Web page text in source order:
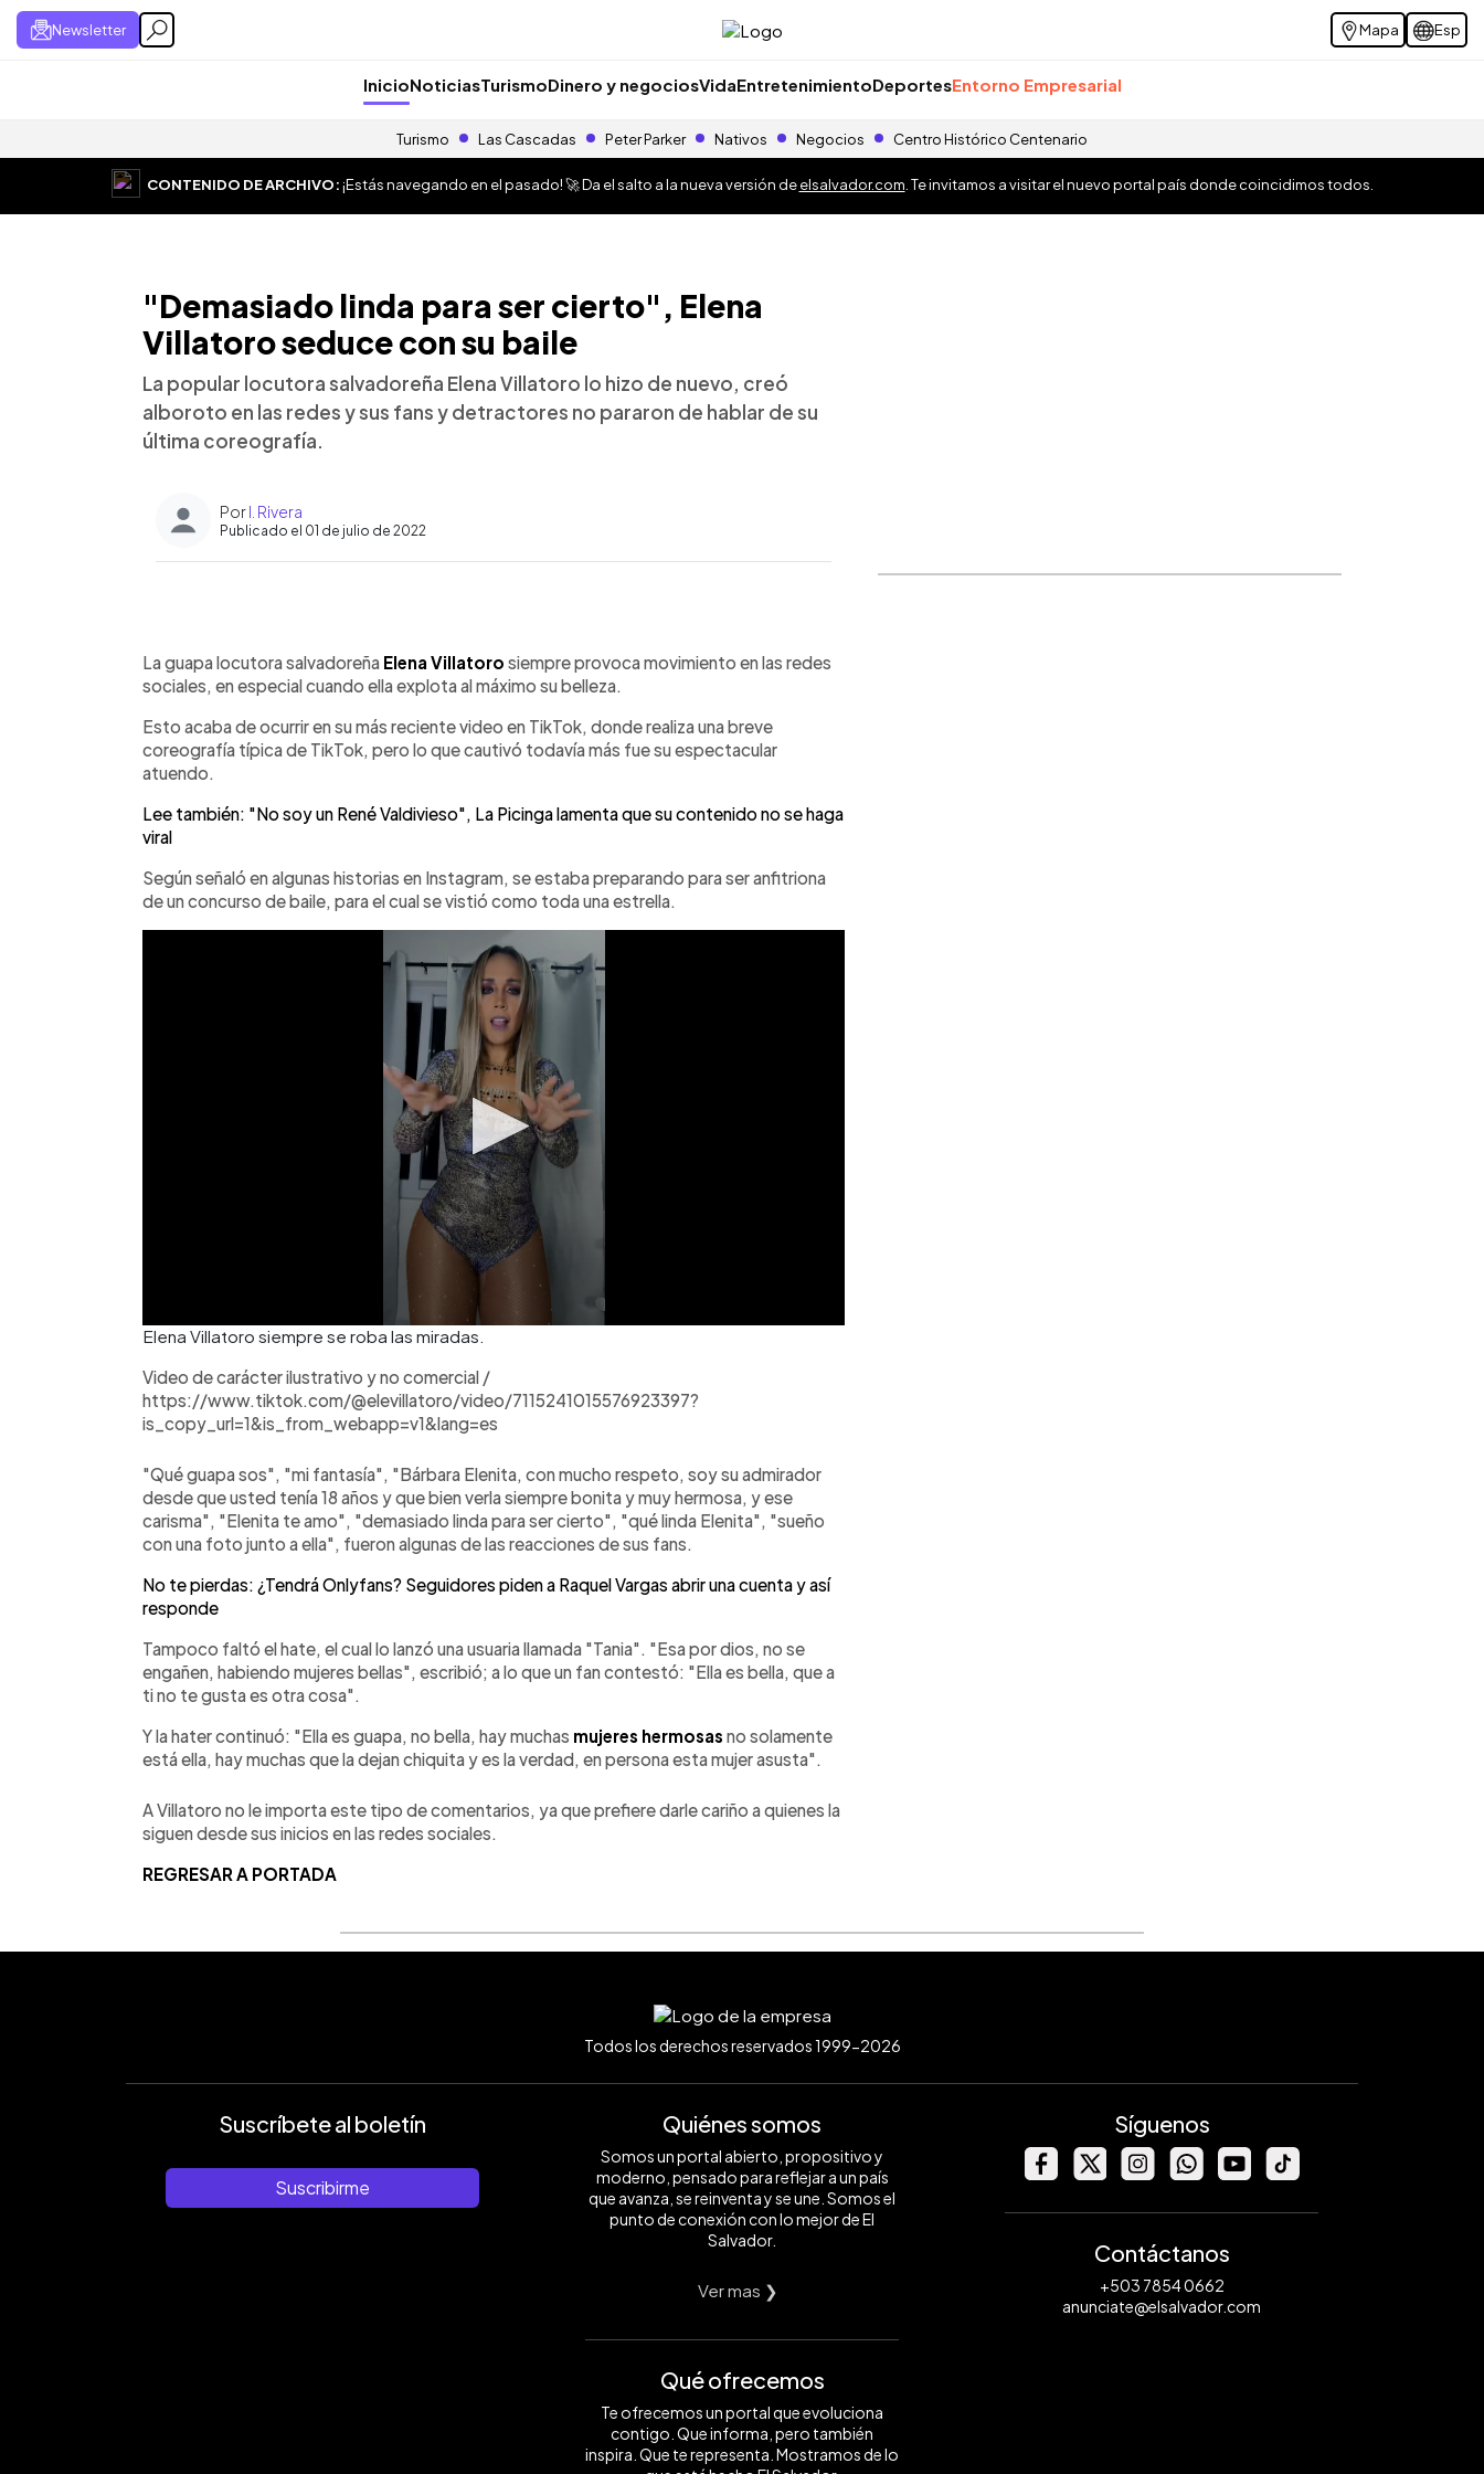
Newsletter Mapa Esp
InicioNoticiasTurismoDinero y negociosVidaEntretenimientoDeportesEntorno Empresarial
Turismo Las Cascadas Peter Parker Nativos Negocios Centro Histórico Centenario
CONTENIDO DE ARCHIVO:¡Estás navegando en el pasado! 🚀 Da el salto a la nueva versión deelsalvador.com . Te invitamos a visitar el nuevo portal país donde coincidimos todos.
"Demasiado linda para ser cierto", Elena
Villatoro seduce con su baile
La popular locutora salvadoreña Elena Villatoro lo hizo de nuevo, creó
alboroto en las redes y sus fans y detractores no pararon de hablar de su
última coreografía.
PorI. Rivera
Publicado el 01 de julio de 2022
► Escuchar artículo
La guapa locutora salvadoreña Elena Villatoro siempre provoca movimiento en las redes
sociales, en especial cuando ella explota al máximo su belleza.
Esto acaba de ocurrir en su más reciente video en TikTok, donde realiza una breve
coreografía típica de TikTok, pero lo que cautivó todavía más fue su espectacular
atuendo.
Lee también: "No soy un René Valdivieso", La Picinga lamenta que su contenido no se haga
viral
Según señaló en algunas historias en Instagram, se estaba preparando para ser anfitriona
de un concurso de baile, para el cual se vistió como toda una estrella.
Elena Villatoro siempre se roba las miradas.
Video de carácter ilustrativo y no comercial /
https://www.tiktok.com/@elevillatoro/video/7115241015576923397?
is_copy_url=1&is_from_webapp=v1&lang=es
"Qué guapa sos", "mi fantasía", "Bárbara Elenita, con mucho respeto, soy su admirador
desde que usted tenía 18 años y que bien verla siempre bonita y muy hermosa, y ese
carisma", "Elenita te amo", "demasiado linda para ser cierto", "qué linda Elenita", "sueño
con una foto junto a ella", fueron algunas de las reacciones de sus fans.
No te pierdas: ¿Tendrá Onlyfans? Seguidores piden a Raquel Vargas abrir una cuenta y así
responde
Tampoco faltó el hate, el cual lo lanzó una usuaria llamada "Tania". "Esa por dios, no se
engañen, habiendo mujeres bellas", escribió; a lo que un fan contestó: "Ella es bella, que a
ti no te gusta es otra cosa".
Y la hater continuó: "Ella es guapa, no bella, hay muchas mujeres hermosas no solamente
está ella, hay muchas que la dejan chiquita y es la verdad, en persona esta mujer asusta".
A Villatoro no le importa este tipo de comentarios, ya que prefiere darle cariño a quienes la
siguen desde sus inicios en las redes sociales.
REGRESAR A PORTADA
Todos los derechos reservados 1999-2026
Suscríbete al boletín
Suscribirme
Quiénes somos
Somos un portal abierto, propositivo y
moderno, pensado para reflejar a un país
que avanza, se reinventa y se une. Somos el
punto de conexión con lo mejor de El
Salvador.
Ver mas ❯
Qué ofrecemos
Te ofrecemos un portal que evoluciona
contigo. Que informa, pero también
inspira. Que te representa. Mostramos de lo
Síguenos
Contáctanos
+503 7854 0662
anunciate@elsalvador.com